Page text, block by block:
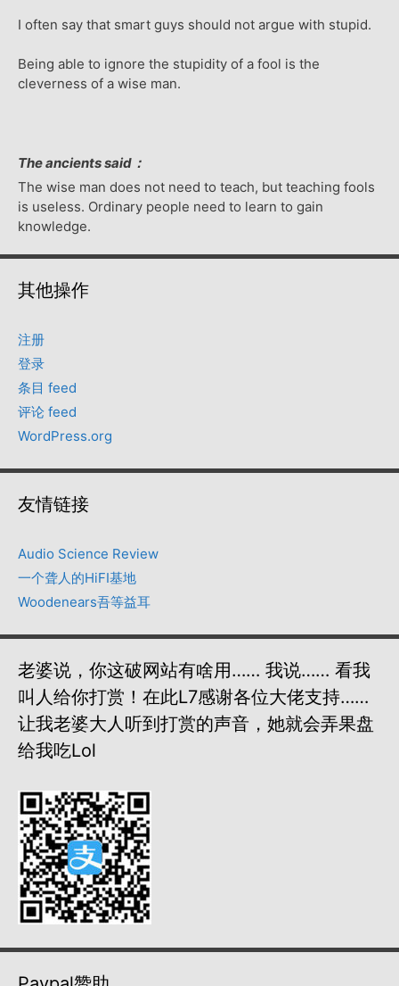
I often say that smart guys should not argue with stupid.
Being able to ignore the stupidity of a fool is the
cleverness of a wise man.
The ancients said：
The wise man does not need to teach, but teaching fools
is useless. Ordinary people need to learn to gain
knowledge.
其他操作
注册
登录
条目 feed
评论 feed
WordPress.org
友情链接
Audio Science Review
一个聋人的HiFI基地
Woodenears吾等益耳
老婆说，你这破网站有啥用…… 我说…… 看我
叫人给你打赏！在此L7感谢各位大佬支持……
让我老婆大人听到打赏的声音，她就会弄果盘
给我吃lol